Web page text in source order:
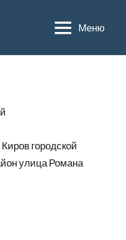
Меню
городской
улица Романа